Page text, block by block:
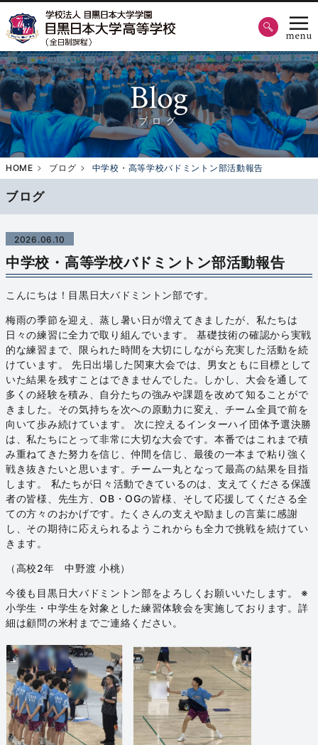
Blog
ブログ
HOME ブログ 中学校・高等学校バドミントン部活動報告
ブログ
2026.06.10
中学校・高等学校バドミントン部活動報告
こんにちは！目黒日大バドミントン部です。
梅雨の季節を迎え、蒸し暑い日が増えてきましたが、私たちは
日々の練習に全力で取り組んでいます。 基礎技術の確認から実戦
的な練習まで、限られた時間を大切にしながら充実した活動を続
けています。 先日出場した関東大会では、男女ともに目標として
いた結果を残すことはできませんでした。しかし、大会を通して
多くの経験を積み、自分たちの強みや課題を改めて知ることがで
きました。その気持ちを次への原動力に変え、チーム全員で前を
向いて歩み続けています。 次に控えるインターハイ団体予選決勝
は、私たちにとって非常に大切な大会です。本番ではこれまで積
み重ねてきた努力を信じ、仲間を信じ、最後の一本まで粘り強く
戦き抜きたいと思います。チーム一丸となって最高の結果を目指
します。 私たちが日々活動できているのは、支えてくださる保護
者の皆様、先生方、OB・OGの皆様、そして応援してくださる全
ての方々のおかげです。たくさんの支えや励ましの言葉に感謝
し、その期待に応えられるようこれからも全力で挑戦を続けてい
きます。
（高校2年 中野渡 小桃）
今後も目黒日大バドミントン部をよろしくお願いいたします。 ※
小学生・中学生を対象とした練習体験会を実施しております。詳
細は顧問の米村までご連絡ください。